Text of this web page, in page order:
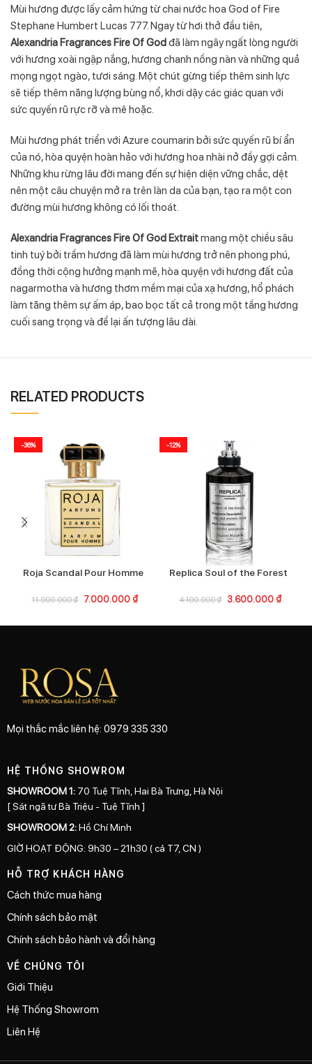
Mùi hương được lấy cảm hứng từ chai nước hoa God of Fire
Stephane Humbert Lucas 777. Ngay từ hơi thở đầu tiên,
Alexandria Fragrances Fire Of Godđã làm ngây ngất lòng người
với hương xoài ngập nắng, hương chanh nồng nàn và những quả
mọng ngọt ngào, tươi sáng. Một chút gừng tiếp thêm sinh lực
sẽ tiếp thêm năng lượng bùng nổ, khơi dậy các giác quan với
sức quyến rũ rực rỡ và mê hoặc.
Mùi hương phát triển với Azure coumarin bởi sức quyến rũ bí ẩn
của nó, hòa quyện hoàn hảo với hương hoa nhài nở đầy gợi cảm.
Những khu rừng lâu đời mang đến sự hiện diện vững chắc, dệt
nên một câu chuyện mở ra trên làn da của bạn, tạo ra một con
đường mùi hương không có lối thoát.
Alexandria Fragrances Fire Of God Extraitmang một chiều sâu
tinh tuý bởi trầm hương đã làm mùi hương trở nên phong phú,
đồng thời cộng hưởng mạnh mẽ, hòa quyện với hương đất của
nagarmotha và hương thơm mềm mại của xạ hương, hổ phách
làm tăng thêm sự ấm áp, bao bọc tất cả trong một tầng hương
cuối sang trọng và để lại ấn tượng lâu dài.
RELATED PRODUCTS
-36%
Roja Scandal Pour Homme
11.000.000₫ 7.000.000 ₫
-12%
Replica Soul of the Forest
4.100.000₫ 3.600.000 ₫
Mọi thắc mắc liên hệ: 0979 335 330
HỆ THỐNG SHOWROM
SHOWROOM 1: 70 Tuệ Tĩnh, Hai Bà Trưng, Hà Nội
[ Sát ngã tư Bà Triệu - Tuệ Tĩnh ]
SHOWROOM 2:Hồ Chí Minh
GIỜ HOẠT ĐỘNG: 9h30 – 21h30 ( cả T7, CN )
HỖ TRỢ KHÁCH HÀNG
Cách thức mua hàng
Chính sách bảo mật
Chính sách bảo hành và đổi hàng
VỀ CHÚNG TÔI
Giới Thiệu
Hệ Thống Showrom
Liên Hệ